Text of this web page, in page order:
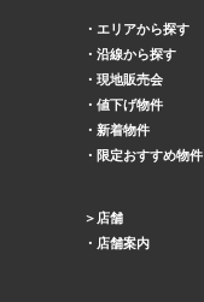
エリアから探す
沿線から探す
現地販売会
値下げ物件
新着物件
限定おすすめ物件
店舗
店舗案内